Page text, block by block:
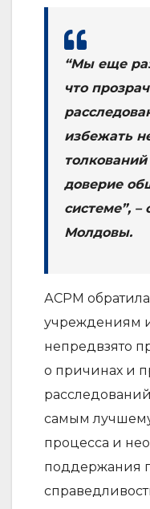
“Мы еще
что
избежать
доверие
системе”, –
Молдовы.
АСРМ
учреждениям
непредвзято
о причинах и
самым
процесса и
поддержания